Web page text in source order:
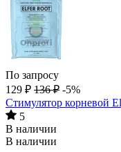
По запросу
129 ₽ 136 ₽ -5%
Стимулятор корневой
5
В наличии
В наличии